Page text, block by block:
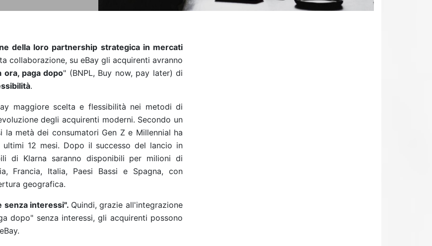
della loro partnership strategica in mercati
collaborazione, su eBay gli acquirenti avranno
ora, paga dopo" (BNPL, Buy now, pay later) di
.
maggiore scelta e flessibilità nei metodi di
degli acquirenti moderni. Secondo un
la metà dei consumatori Gen Z e Millennial ha
12 mesi. Dopo il successo del lancio in
di Klarna saranno disponibili per milioni di
Francia, Italia, Paesi Bassi e Spagna, con
geografica.
senza interessi". Quindi, grazie all'integrazione
dopo" senza interessi, gli acquirenti possono